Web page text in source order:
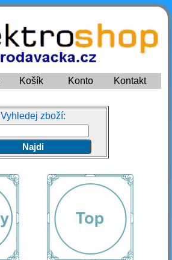
Košík Konto Kontakt
Vyhledej zboží: